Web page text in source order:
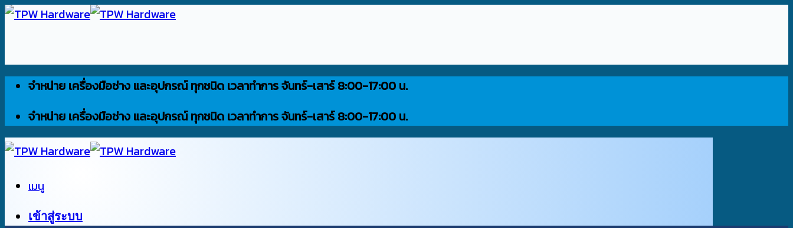
ข้าม
เนื้อหา
จำหน่าย เครื่องมือช่าง และอุปกรณ์ ทุกชนิด เวลาทำการ จันทร์-เสาร์ 8:00-17:00 น.
จำหน่าย เครื่องมือช่าง และอุปกรณ์ ทุกชนิด เวลาทำการ จันทร์-เสาร์ 8:00-17:00 น.
เมนู
เข้าสู่ระบบ